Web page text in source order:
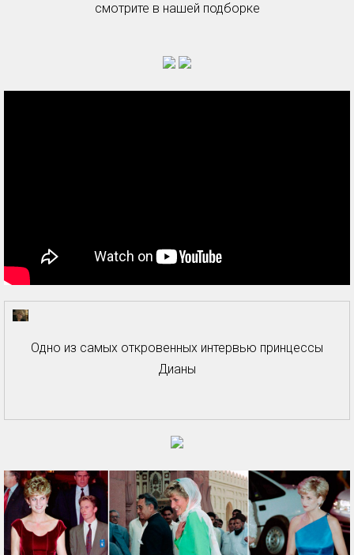
смотрите в нашей подборке
Одно из самых откровенных интервью принцессы
Дианы